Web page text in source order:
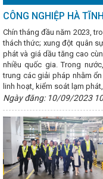
phẩm OCOP Quảng
(ATVSLĐ) năm 2025
mặt trời mái nhà
trưởng mới
Thành
Đại hội Đảng bộ tỉnh Hà
Ngày 07 tháng 5
thành lập Cụm công
tâm từ thiện Thiên Ân
và mưa lũ
Bí thư
Thủ tướng: Sớm
công nhận sản
Hà Tĩnh phê duyệt
theo hướng kinh tế
thanh và Truyền hình
Khẳng định bản sắc,
Hợp tác phát triển
CÔNG NGHIỆP HÀ
Chín tháng đầu năm 2023,
thách thức; xung đột quân
phát và giá dầu tăng cao
nhiều quốc gia. Trong
trung các giải pháp nhằm
linh hoạt, kiểm soát lạm
Ngày đăng: 10/09/2023